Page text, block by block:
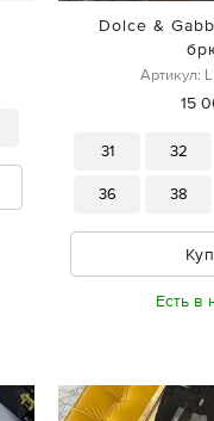
Dolce &
Артикул:
15
31 32
36 38
Есть в